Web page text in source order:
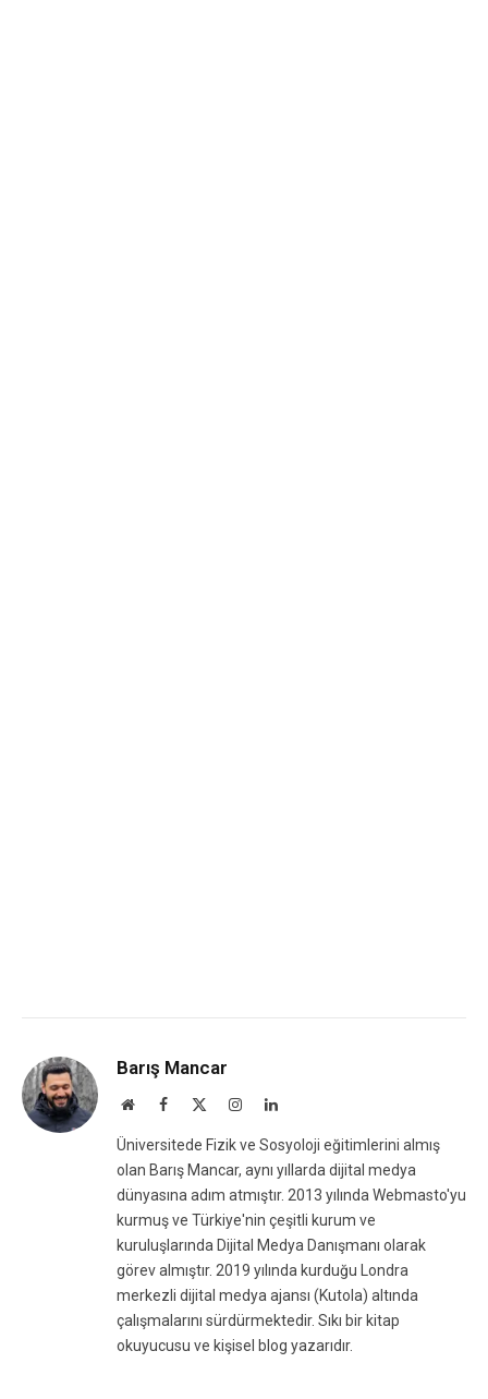
Barış Mancar
WebsiteFacebook InstagramLinkedIn
Üniversitede Fizik ve Sosyoloji eğitimlerini almış
olan Barış Mancar, aynı yıllarda dijital medya
dünyasına adım atmıştır. 2013 yılında Webmasto'yu
kurmuş ve Türkiye'nin çeşitli kurum ve
kuruluşlarında Dijital Medya Danışmanı olarak
görev almıştır. 2019 yılında kurduğu Londra
merkezli dijital medya ajansı (Kutola) altında
çalışmalarını sürdürmektedir. Sıkı bir kitap
okuyucusu ve kişisel blog yazarıdır.